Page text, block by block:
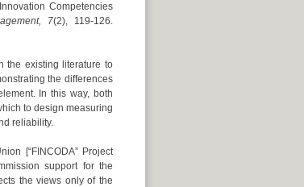
Competencies
7(2), 119-126.
the existing literature to
the differences
In this way, both
to design measuring
reliability.
[“FINCODA” Project
support for the
the views only of the